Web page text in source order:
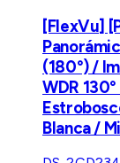
[FlexVu]
(180°) /
WDR
Blanca /